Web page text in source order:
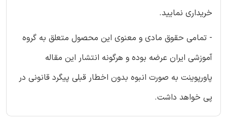
خریداری نمایید.
- تمامی حقوق مادی و معنوی این محصول متعلق به گروه
آموزشی ایران عرضه بوده و هرگونه انتشار این مقاله
پاورپوینت به صورت انبوه بدون اخطار قبلی پیگرد قانونی در
پی خواهد داشت.